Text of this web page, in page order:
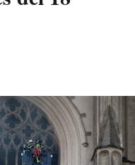
calcio 2026